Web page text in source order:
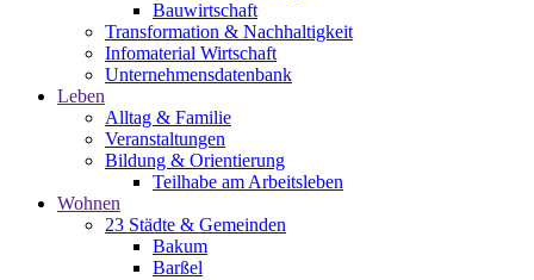
Bauwirtschaft
Transformation & Nachhaltigkeit
Infomaterial Wirtschaft
Unternehmensdatenbank
Leben
Alltag & Familie
Veranstaltungen
Bildung & Orientierung
Teilhabe am Arbeitsleben
Wohnen
23 Städte & Gemeinden
Bakum
Barßel